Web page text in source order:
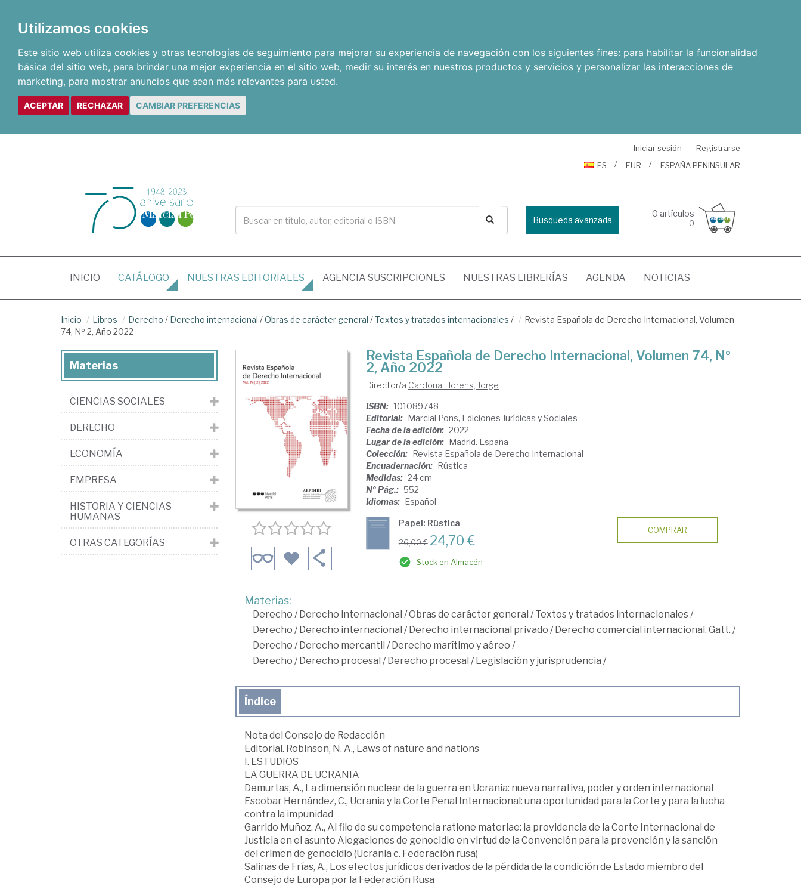
Utilizamos cookies
Este sitio web utiliza cookies y otras tecnologías de seguimiento para mejorar su experiencia de navegación con los siguientes fines: para habilitar la funcionalidad
básica del sitio web, para brindar una mejor experiencia en el sitio web, medir su interés en nuestros productos y servicios y personalizar las interacciones de
marketing, para mostrar anuncios que sean más relevantes para usted.
ACEPTAR RECHAZAR CAMBIAR PREFERENCIAS
Iniciar sesión
Registrarse
ES
EUR ESPAÑA PENINSULAR
Busqueda avanzada
0 artículos
0
INICIO (CURRENT)
CATÁLOGO NUESTRAS EDITORIALES AGENCIA SUSCRIPCIONES NUESTRAS LIBRERÍAS AGENDA NOTICIAS
Inicio Libros Derecho / Derecho internacional /Obras de carácter general /Textos y tratados internacionales /
Revista Española de Derecho Internacional, Volumen
74, Nº 2, Año 2022
Revista Española de Derecho Internacional, Volumen 74, Nº
2, Año 2022
Director/a Cardona Llorens, Jorge
ISBN: 101089748
Editorial: Marcial Pons, Ediciones Jurídicas y Sociales
Fecha de la edición: 2022
Lugar de la edición: Madrid. España
Colección: Revista Española de Derecho Internacional
Encuadernación: Rústica
Medidas: 24 cm
Nº Pág.: 552
Idiomas: Español
Papel: Rústica
26,00 € 24,70 €
Stock en Almacén
COMPRAR
Materias:
Derecho /Derecho internacional /Obras de carácter general /Textos y tratados internacionales/
Derecho /Derecho internacional /Derecho internacional privado /Derecho comercial internacional. Gatt. /
Derecho /Derecho mercantil /Derecho marítimo y aéreo /
Derecho /Derecho procesal /Derecho procesal /Legislación y jurisprudencia /
Índice
Nota del Consejo de Redacción
Editorial. Robinson, N. A., Laws of nature and nations
I. ESTUDIOS
LA GUERRA DE UCRANIA
Demurtas, A., La dimensión nuclear de la guerra en Ucrania: nueva narrativa, poder y orden internacional
Escobar Hernández, C., Ucrania y la Corte Penal Internacional: una oportunidad para la Corte y para la lucha
contra la impunidad
Garrido Muñoz, A., Al filo de su competencia ratione materiae: la providencia de la Corte Internacional de
Justicia en el asunto Alegaciones de genocidio en virtud de la Convención para la prevención y la sanción
del crimen de genocidio (Ucrania c. Federación rusa)
Salinas de Frías, A., Los efectos jurídicos derivados de la pérdida de la condición de Estado miembro del
Consejo de Europa por la Federación Rusa
Materias
CIENCIAS SOCIALES
DERECHO
ECONOMÍA
EMPRESA
HISTORIA Y CIENCIAS
HUMANAS
OTRAS CATEGORÍAS